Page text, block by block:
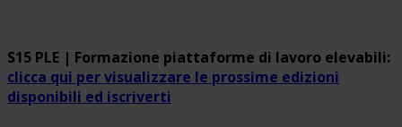
S15 PLE | Formazione piattaforme di lavoro elevabili:
clicca qui per visualizzare le prossime edizioni
disponibili ed iscriverti